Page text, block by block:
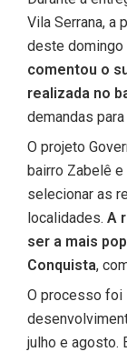
Vila Serrana, a
deste domingo
comentou o
realizada no
demandas
O projeto
bairro Zabelê e
selecionar as
localidades. A
ser a mais
Conquista,
O processo foi
julho e agosto.